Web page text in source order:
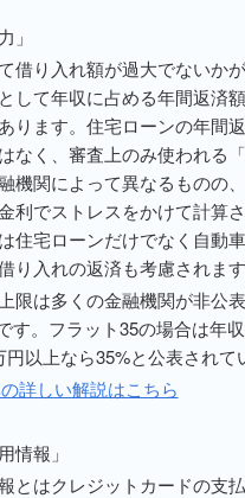
」
借り入れ額が過大でないか
して年収に占める年間返済
ります。住宅ローンの年間
なく、審査上のみ使われる
機関によって異なるものの
利でストレスをかけて計算
住宅ローンだけでなく自動
り入れの返済も考慮されます
限は多くの金融機関が非公
す。フラット35の場合は年
以上なら35%と公表されて
詳しい解説はこちら
情報」
とはクレジットカードの支